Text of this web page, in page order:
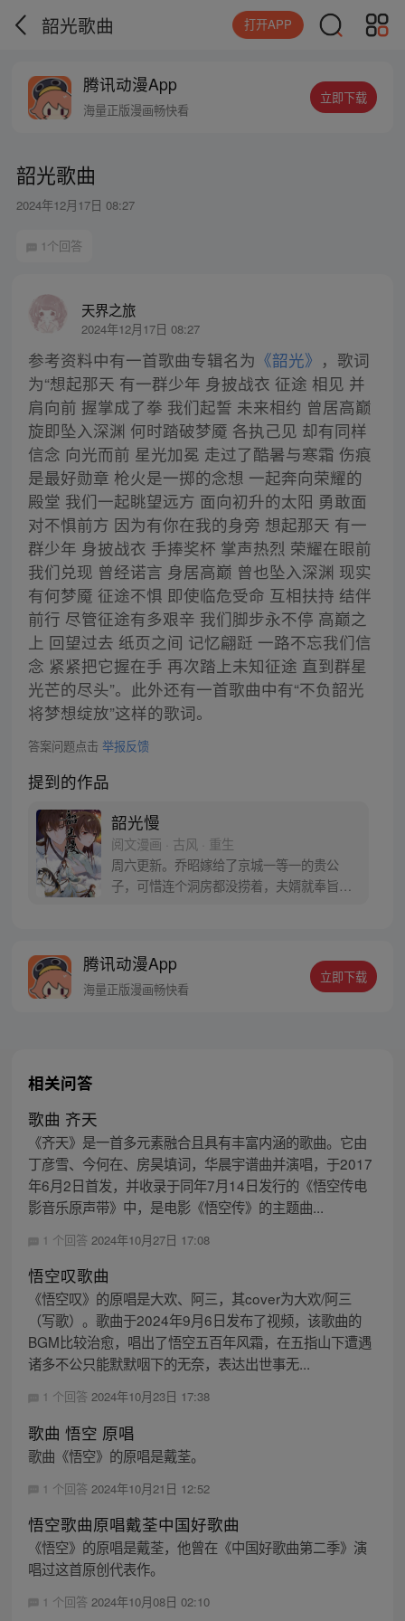
韶光歌曲 打开APP
腾讯动漫App
海量正版漫画畅快看
立即下载
韶光歌曲
2024年12月17日 08:27
1个回答
天界之旅
2024年12月17日 08:27
参考资料中有一首歌曲专辑名为 《韶光》 ，歌词
为“想起那天 有一群少年 身披战衣 征途 相见 并
肩向前 握掌成了拳 我们起誓 未来相约 曾居高巅
旋即坠入深渊 何时踏破梦魇 各执己见 却有同样
信念 向光而前 星光加冕 走过了酷暑与寒霜 伤痕
是最好勋章 枪火是一掷的念想 一起奔向荣耀的
殿堂 我们一起眺望远方 面向初升的太阳 勇敢面
对不惧前方 因为有你在我的身旁 想起那天 有一
群少年 身披战衣 手捧奖杯 掌声热烈 荣耀在眼前
我们兑现 曾经诺言 身居高巅 曾也坠入深渊 现实
有何梦魇 征途不惧 即使临危受命 互相扶持 结伴
前行 尽管征途有多艰辛 我们脚步永不停 高巅之
上 回望过去 纸页之间 记忆翩跹 一路不忘我们信
念 紧紧把它握在手 再次踏上未知征途 直到群星
光芒的尽头”。此外还有一首歌曲中有“不负韶光
将梦想绽放”这样的歌词。
答案问题点击 举报反馈
提到的作品
韶光慢
阅文漫画 · 古风 · 重生
周六更新。乔昭嫁给了京城一等一的贵公
子，可惜连个洞房都没捞着，夫婿就奉旨出
腾讯动漫App
海量正版漫画畅快看
立即下载
相关问答
歌曲 齐天
《齐天》是一首多元素融合且具有丰富内涵的歌曲。它由
丁彦雪、今何在、房昊填词，华晨宇谱曲并演唱，于2017
年6月2日首发，并收录于同年7月14日发行的《悟空传电
影音乐原声带》中，是电影《悟空传》的主题曲...
1 个回答 2024年10月27日 17:08
悟空叹歌曲
《悟空叹》的原唱是大欢、阿三，其cover为大欢/阿三
（写歌）。歌曲于2024年9月6日发布了视频，该歌曲的
BGM比较治愈，唱出了悟空五百年风霜，在五指山下遭遇
诸多不公只能默默咽下的无奈，表达出世事无...
1 个回答 2024年10月23日 17:38
歌曲 悟空 原唱
歌曲《悟空》的原唱是戴荃。
1 个回答 2024年10月21日 12:52
悟空歌曲原唱戴荃中国好歌曲
《悟空》的原唱是戴荃，他曾在《中国好歌曲第二季》演
唱过这首原创代表作。
1 个回答 2024年10月08日 02:10